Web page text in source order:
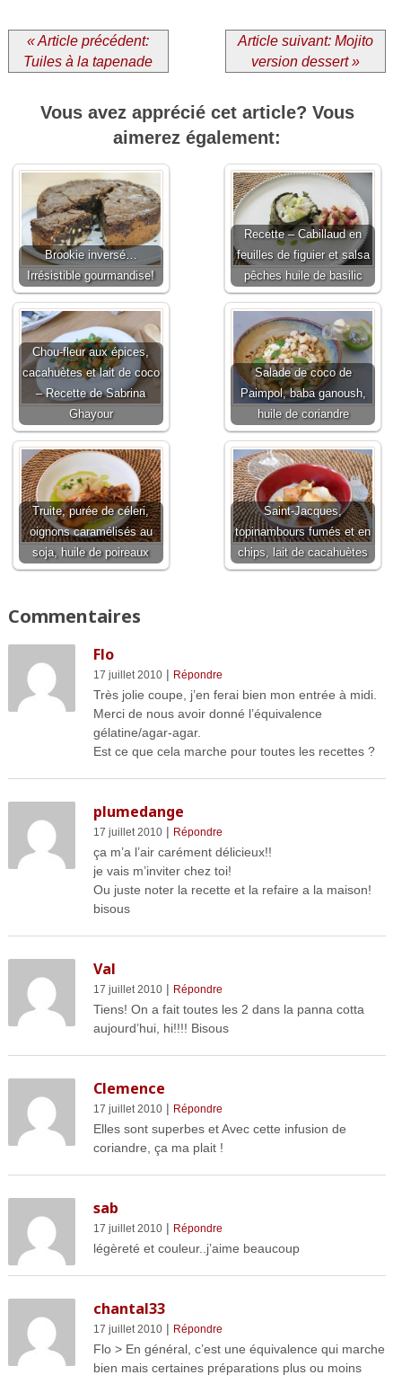
« Article précédent:
Tuiles à la tapenade
Article suivant: Mojito
version dessert »
Vous avez apprécié cet article? Vous
aimerez également:
Brookie inversé…
Irrésistible gourmandise!
Recette – Cabillaud en
feuilles de figuier et salsa
pêches huile de basilic
Chou-fleur aux épices,
cacahuètes et lait de coco
– Recette de Sabrina
Ghayour
Salade de coco de
Paimpol, baba ganoush,
huile de coriandre
Truite, purée de céleri,
oignons caramélisés au
soja, huile de poireaux
Saint-Jacques,
topinambours fumés et en
chips, lait de cacahuètes
Commentaires
Flo
17 juillet 2010| Répondre
Très jolie coupe, j’en ferai bien mon entrée à midi.
Merci de nous avoir donné l’équivalence
gélatine/agar-agar.
Est ce que cela marche pour toutes les recettes ?
plumedange
17 juillet 2010| Répondre
ça m’a l’air carément délicieux!!
je vais m’inviter chez toi!
Ou juste noter la recette et la refaire a la maison!
bisous
Val
17 juillet 2010| Répondre
Tiens! On a fait toutes les 2 dans la panna cotta
aujourd’hui, hi!!!! Bisous
Clemence
17 juillet 2010| Répondre
Elles sont superbes et Avec cette infusion de
coriandre, ça ma plait !
sab
17 juillet 2010| Répondre
légèreté et couleur..j’aime beaucoup
chantal33
17 juillet 2010| Répondre
Flo > En général, c’est une équivalence qui marche
bien mais certaines préparations plus ou moins